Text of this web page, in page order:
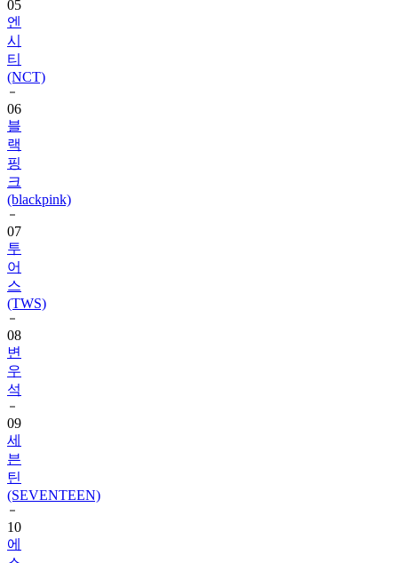
시
티
(NCT)
06
블
랙
핑
크
(blackpink)
07
투
어
스
(TWS)
08
변
우
석
09
세
븐
틴
(SEVENTEEN)
10
에
스
파